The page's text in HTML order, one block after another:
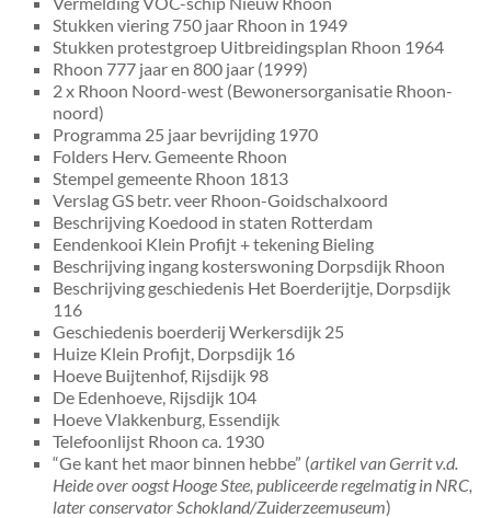
Stukken viering 750 jaar Rhoon in 1949
Stukken protestgroep Uitbreidingsplan Rhoon 1964
Rhoon 777 jaar en 800 jaar (1999)
2 x Rhoon Noord-west (Bewonersorganisatie Rhoon-
noord)
Programma 25 jaar bevrijding 1970
Folders Herv. Gemeente Rhoon
Stempel gemeente Rhoon 1813
Verslag GS betr. veer Rhoon-Goidschalxoord
Beschrijving Koedood in staten Rotterdam
Eendenkooi Klein Profijt + tekening Bieling
Beschrijving ingang kosterswoning Dorpsdijk Rhoon
Beschrijving geschiedenis Het Boerderijtje, Dorpsdijk
116
Geschiedenis boerderij Werkersdijk 25
Huize Klein Profijt, Dorpsdijk 16
Hoeve Buijtenhof, Rijsdijk 98
De Edenhoeve, Rijsdijk 104
Hoeve Vlakkenburg, Essendijk
Telefoonlijst Rhoon ca. 1930
“Ge kant het maor binnen hebbe” (artikel van Gerrit v.d.
Heide over oogst Hooge Stee, publiceerde regelmatig in NRC,
later conservator Schokland/Zuiderzeemuseum)